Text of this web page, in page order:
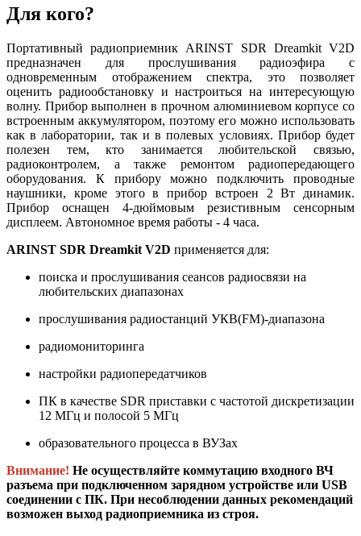
Для кого?
Портативный радиоприемник ARINST SDR Dreamkit V2D
предназначен для прослушивания радиоэфира с
одновременным отображением спектра, это позволяет
оценить радиообстановку и настроиться на интересующую
волну. Прибор выполнен в прочном алюминиевом корпусе со
встроенным аккумулятором, поэтому его можно использовать
как в лаборатории, так и в полевых условиях. Прибор будет
полезен тем, кто занимается любительской связью,
радиоконтролем, а также ремонтом радиопередающего
оборудования. К прибору можно подключить проводные
наушники, кроме этого в прибор встроен 2 Вт динамик.
Прибор оснащен 4-дюймовым резистивным сенсорным
дисплеем. Автономное время работы - 4 часа.
ARINST SDR Dreamkit V2D применяется для:
поиска и прослушивания сеансов радиосвязи на
любительских диапазонах
прослушивания радиостанций УКВ(FM)-диапазона
радиомониторинга
настройки радиопередатчиков
ПК в качестве SDR приставки с частотой дискретизации
12 МГц и полосой 5 МГц
образовательного процесса в ВУЗах
Внимание! Не осуществляйте коммутацию входного ВЧ
разъема при подключенном зарядном устройстве или USB
соединении с ПК. При несоблюдении данных рекомендаций
возможен выход радиоприемника из строя.